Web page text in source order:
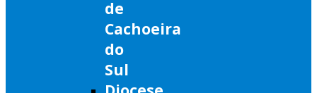
de
Cachoeira
do
Sul